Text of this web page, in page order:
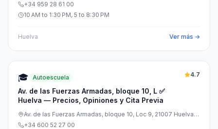
+34 959 28 61 00
10 AM to 1:30 PM, 5 to 8:30 PM
Huelva Ver más →
🎓 Autoescuela
Av. de las Fuerzas Armadas, bloque 10, L ✅
Huelva — Precios, Opiniones y Cita Previa
4.7
Av. de las Fuerzas Armadas, bloque 10, Loc 9, 21007 Huelva,
España
+34 600 52 27 00